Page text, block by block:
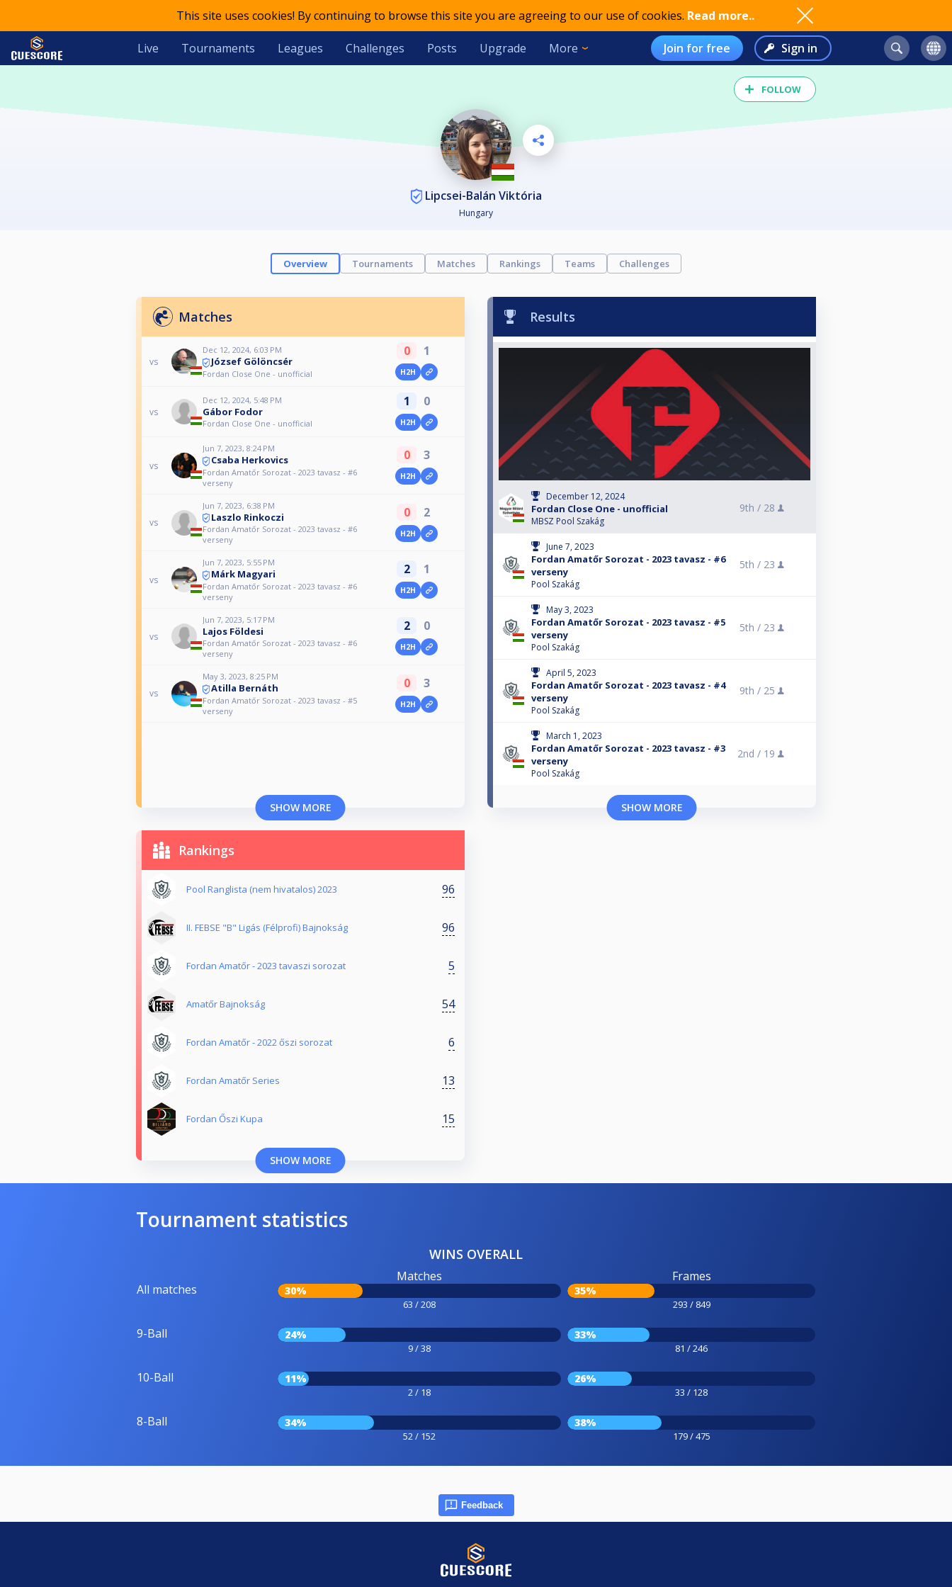
This site uses cookies! By continuing to browse this site you are agreeing to our use of cookies. Read more..
Live Tournaments Leagues Challenges Posts Upgrade More Join for free Sign in
FOLLOW
Lipcsei-Balán Viktória
Hungary
Overview Tournaments Matches Rankings Teams Challenges
Matches
vs
Dec 12, 2024, 6:03 PM
József Gölöncsér
Fordan Close One - unofficial
0 1
H2H
vs
Dec 12, 2024, 5:48 PM
Gábor Fodor
Fordan Close One - unofficial
1 0
H2H
vs
Jun 7, 2023, 8:24 PM
Csaba Herkovics
Fordan Amatőr Sorozat - 2023 tavasz - #6
verseny
0 3
H2H
vs
Jun 7, 2023, 6:38 PM
Laszlo Rinkoczi
Fordan Amatőr Sorozat - 2023 tavasz - #6
verseny
0 2
H2H
vs
Jun 7, 2023, 5:55 PM
Márk Magyari
Fordan Amatőr Sorozat - 2023 tavasz - #6
verseny
2 1
H2H
vs
Jun 7, 2023, 5:17 PM
Lajos Földesi
Fordan Amatőr Sorozat - 2023 tavasz - #6
verseny
2 0
H2H
vs
May 3, 2023, 8:25 PM
Atilla Bernáth
Fordan Amatőr Sorozat - 2023 tavasz - #5
verseny
0 3
H2H
SHOW MORE
Results
December 12, 2024
Fordan Close One - unofficial
MBSZ Pool Szakág
9th / 28
June 7, 2023
Fordan Amatőr Sorozat - 2023 tavasz - #6
verseny
Pool Szakág
5th / 23
May 3, 2023
Fordan Amatőr Sorozat - 2023 tavasz - #5
verseny
Pool Szakág
5th / 23
April 5, 2023
Fordan Amatőr Sorozat - 2023 tavasz - #4
verseny
Pool Szakág
9th / 25
March 1, 2023
Fordan Amatőr Sorozat - 2023 tavasz - #3
verseny
Pool Szakág
2nd / 19
SHOW MORE
Rankings
Pool Ranglista (nem hivatalos) 2023 96
II. FEBSE "B" Ligás (Félprofi) Bajnokság 96
Fordan Amatőr - 2023 tavaszi sorozat 5
Amatőr Bajnokság 54
Fordan Amatőr - 2022 őszi sorozat 6
Fordan Amatőr Series 13
Fordan Őszi Kupa 15
SHOW MORE
Tournament statistics
WINS OVERALL
All matches
Matches
30%
63 / 208
Frames
35%
293 / 849
9-Ball 24%
9 / 38
33%
81 / 246
10-Ball 11%
2 / 18
26%
33 / 128
8-Ball 34%
52 / 152
38%
179 / 475
Feedback